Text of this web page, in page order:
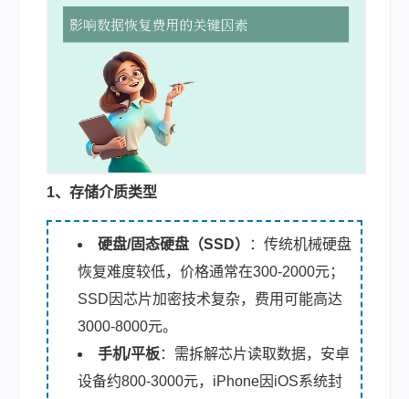
1、存储介质类型
硬盘/固态硬盘（SSD）
：传统机械硬盘
恢复难度较低，价格通常在300-2000元；
SSD因芯片加密技术复杂，费用可能高达
3000-8000元。
手机/平板：需拆解芯片读取数据，安卓
设备约800-3000元，iPhone因iOS系统封